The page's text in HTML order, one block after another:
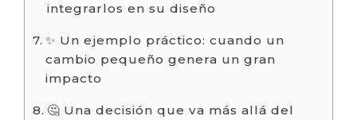
integrarlos en su diseño
✨ Un ejemplo práctico: cuando un
cambio pequeño genera un gran
impacto
🤔 Una decisión que va más allá del